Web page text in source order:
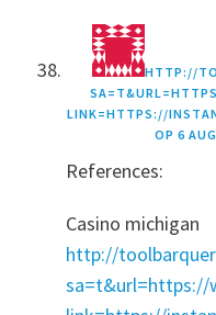
HTTP://
LINK=HTTPS://
OP 6
References:
Casino michigan
http://
sa=t&url=https://